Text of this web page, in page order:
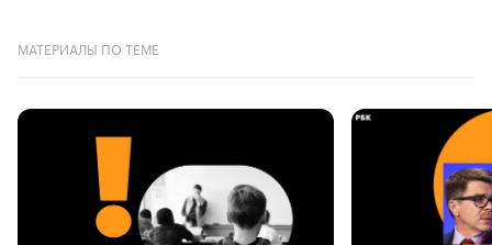
МАТЕРИАЛЫ ПО ТЕМЕ